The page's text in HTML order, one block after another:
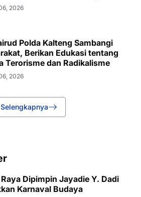
2026
Polda Kalteng Sambangi
Berikan Edukasi tentang
Terorisme dan Radikalisme
2026
Selengkapnya
Dipimpin Jayadie Y. Dadi
Karnaval Budaya